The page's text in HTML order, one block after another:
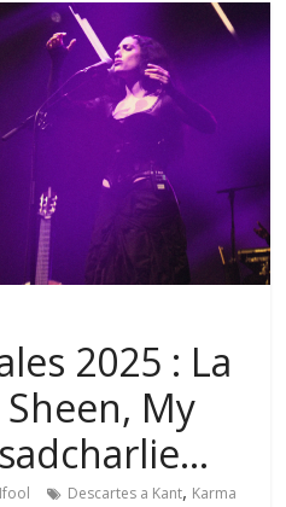
2025 : La
My
Descartes a Kant, Karma